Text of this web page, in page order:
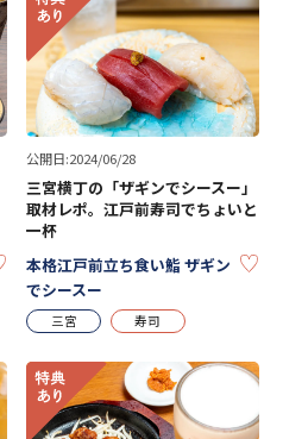
KEEP
公開日:2024/06/28
三宮横丁の「ザギンでシースー」
取材レポ。江戸前寿司でちょいと
一杯
本格江戸前立ち食い鮨 ザギン
でシースー
三宮 寿司